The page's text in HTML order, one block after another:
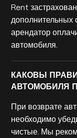
Rent
дополнительных
арендатор
автомобиля.
КАКОВЫ
АВТОМОБИЛЯ
При возврате
необходимо
чистые. Мы